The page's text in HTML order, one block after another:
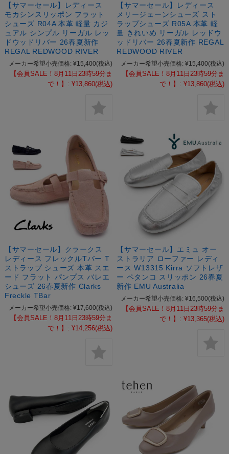
【サマーセール】レディース
モカシンスリッポン フラット
シューズ R04A 本革 軽量 カジ
ュアル シンプル リーガル レッ
ドウッドリバー 26春夏新作
REGAL REDWOOD RIVER
メーカー希望小売価格: ¥15,400(税込)
【会員SALE！8月11日23時59分ま
で！】: ¥13,860(税込)
【サマーセール】レディース
メリージェーンシューズ スト
ラップシューズ R05A 本革 軽
量 きれいめ リーガル レッドウ
ッドリバー 26春夏新作 REGAL
REDWOOD RIVER
メーカー希望小売価格: ¥15,400(税込)
【会員SALE！8月11日23時59分ま
で！】: ¥13,860(税込)
【サマーセール】クラークス
レディース フレックルTバー T
ストラップ シューズ 本革 スエ
ード フラット パンプス バレエ
シューズ 26春夏新作 Clarks
Freckle TBar
メーカー希望小売価格: ¥17,600(税込)
【会員SALE！8月11日23時59分ま
で！】: ¥14,256(税込)
【サマーセール】エミュ オー
ストラリア ローファー レディ
ース W13315 Kirra ソフトレザ
ー ペタンコ スリッポン 26春夏
新作 EMU Australia
メーカー希望小売価格: ¥16,500(税込)
【会員SALE！8月11日23時59分ま
で！】: ¥13,365(税込)